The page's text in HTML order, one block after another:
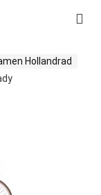
Hollandrad